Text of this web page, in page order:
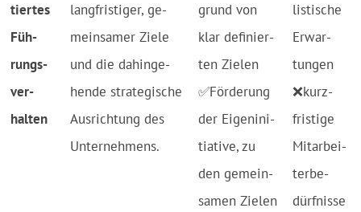
tier­tes
Füh­
rungs­
ver­
halten
lang­fris­ti­ger, ge­
mein­sa­mer Zie­le
und die da­hin­ge­
hen­de stra­te­gi­sche
Aus­rich­tung des
Un­ter­neh­mens.
grund von
klar de­fi­nier­
ten Zie­len
✅För­de­rung
der Ei­gen­ini­
tia­ti­ve, zu
den ge­mein­
sa­men Zie­len
lis­ti­sche
Er­war­
tun­gen
❌kurz­
fris­ti­ge
Mit­ar­bei­
ter­be­
dürf­nis­se